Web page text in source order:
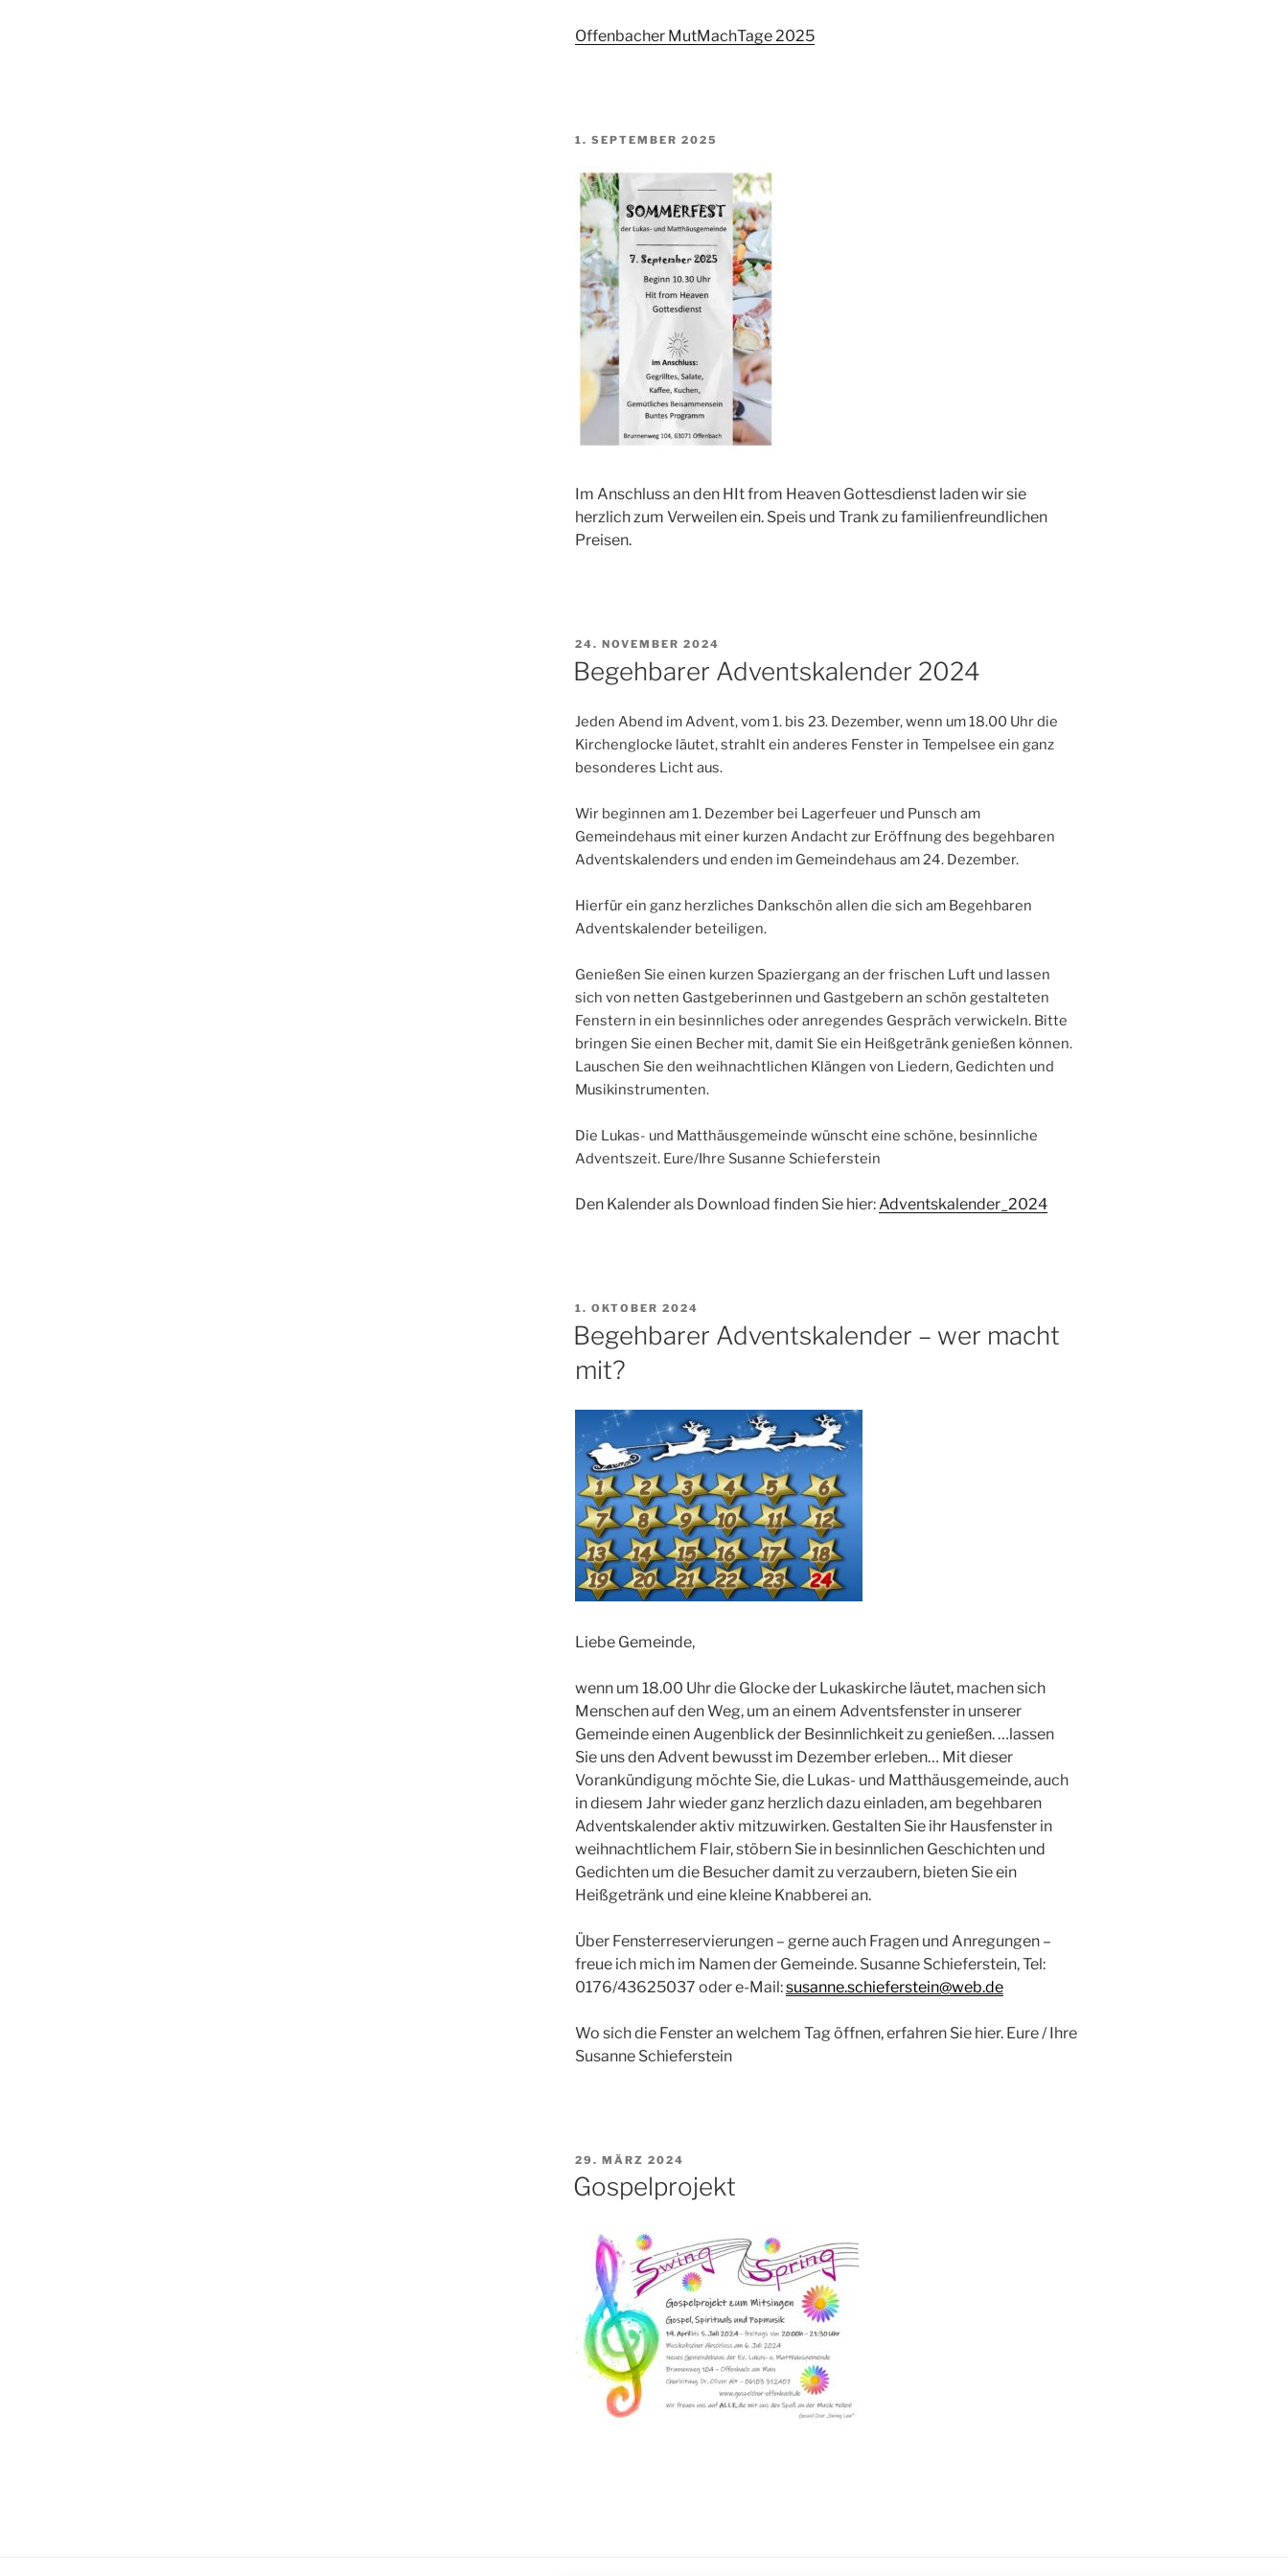
Offenbacher MutMachTage 2025
VERÖFFENTLICHT
1. SEPTEMBER 2025
Im Anschluss an den HIt from Heaven Gottesdienst laden wir sie
herzlich zum Verweilen ein. Speis und Trank zu familienfreundlichen
Preisen.
VERÖFFENTLICHT
AM
24. NOVEMBER 2024
Begehbarer Adventskalender 2024
Jeden Abend im Advent, vom 1. bis 23. Dezember, wenn um 18.00 Uhr die
Kirchenglocke läutet, strahlt ein anderes Fenster in Tempelsee ein ganz
besonderes Licht aus.
Wir beginnen am 1. Dezember bei Lagerfeuer und Punsch am
Gemeindehaus mit einer kurzen Andacht zur Eröffnung des begehbaren
Adventskalenders und enden im Gemeindehaus am 24. Dezember.
Hierfür ein ganz herzliches Dankschön allen die sich am Begehbaren
Adventskalender beteiligen.
Genießen Sie einen kurzen Spaziergang an der frischen Luft und lassen
sich von netten Gastgeberinnen und Gastgebern an schön gestalteten
Fenstern in ein besinnliches oder anregendes Gespräch verwickeln. Bitte
bringen Sie einen Becher mit, damit Sie ein Heißgetränk genießen können.
Lauschen Sie den weihnachtlichen Klängen von Liedern, Gedichten und
Musikinstrumenten.
Die Lukas- und Matthäusgemeinde wünscht eine schöne, besinnliche
Adventszeit. Eure/Ihre Susanne Schieferstein
Den Kalender als Download finden Sie hier:Adventskalender_2024
VERÖFFENTLICHT
AM
1. OKTOBER 2024
Begehbarer Adventskalender – wer macht
mit?
Liebe Gemeinde,
wenn um 18.00 Uhr die Glocke der Lukaskirche läutet, machen sich
Menschen auf den Weg, um an einem Adventsfenster in unserer
Gemeinde einen Augenblick der Besinnlichkeit zu genießen. …lassen
Sie uns den Advent bewusst im Dezember erleben… Mit dieser
Vorankündigung möchte Sie, die Lukas- und Matthäusgemeinde, auch
in diesem Jahr wieder ganz herzlich dazu einladen, am begehbaren
Adventskalender aktiv mitzuwirken. Gestalten Sie ihr Hausfenster in
weihnachtlichem Flair, stöbern Sie in besinnlichen Geschichten und
Gedichten um die Besucher damit zu verzaubern, bieten Sie ein
Heißgetränk und eine kleine Knabberei an.
Über Fensterreservierungen – gerne auch Fragen und Anregungen –
freue ich mich im Namen der Gemeinde. Susanne Schieferstein, Tel:
0176/43625037 oder e-Mail:susanne.schieferstein@web.de
Wo sich die Fenster an welchem Tag öffnen, erfahren Sie hier. Eure / Ihre
Susanne Schieferstein
VERÖFFENTLICHT
AM
29. MÄRZ 2024
Gospelprojekt